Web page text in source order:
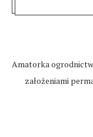
Amatorka
założeniami